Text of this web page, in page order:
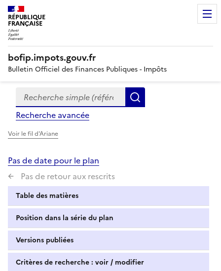
RÉPUBLIQUE
FRANÇAISE
bofip.impots.gouv.fr
Bulletin Officiel des Finances Publiques - Impôts
Formulaire
de
recherche
Recherche simple (références, mots clés, partie du
Recherche avancée
Voir le fil d'Ariane
Pas de date pour le plan
Pas de retour aux rescrits
Table des matières
Position dans la série du plan
Versions publiées
Critères de recherche : voir / modifier